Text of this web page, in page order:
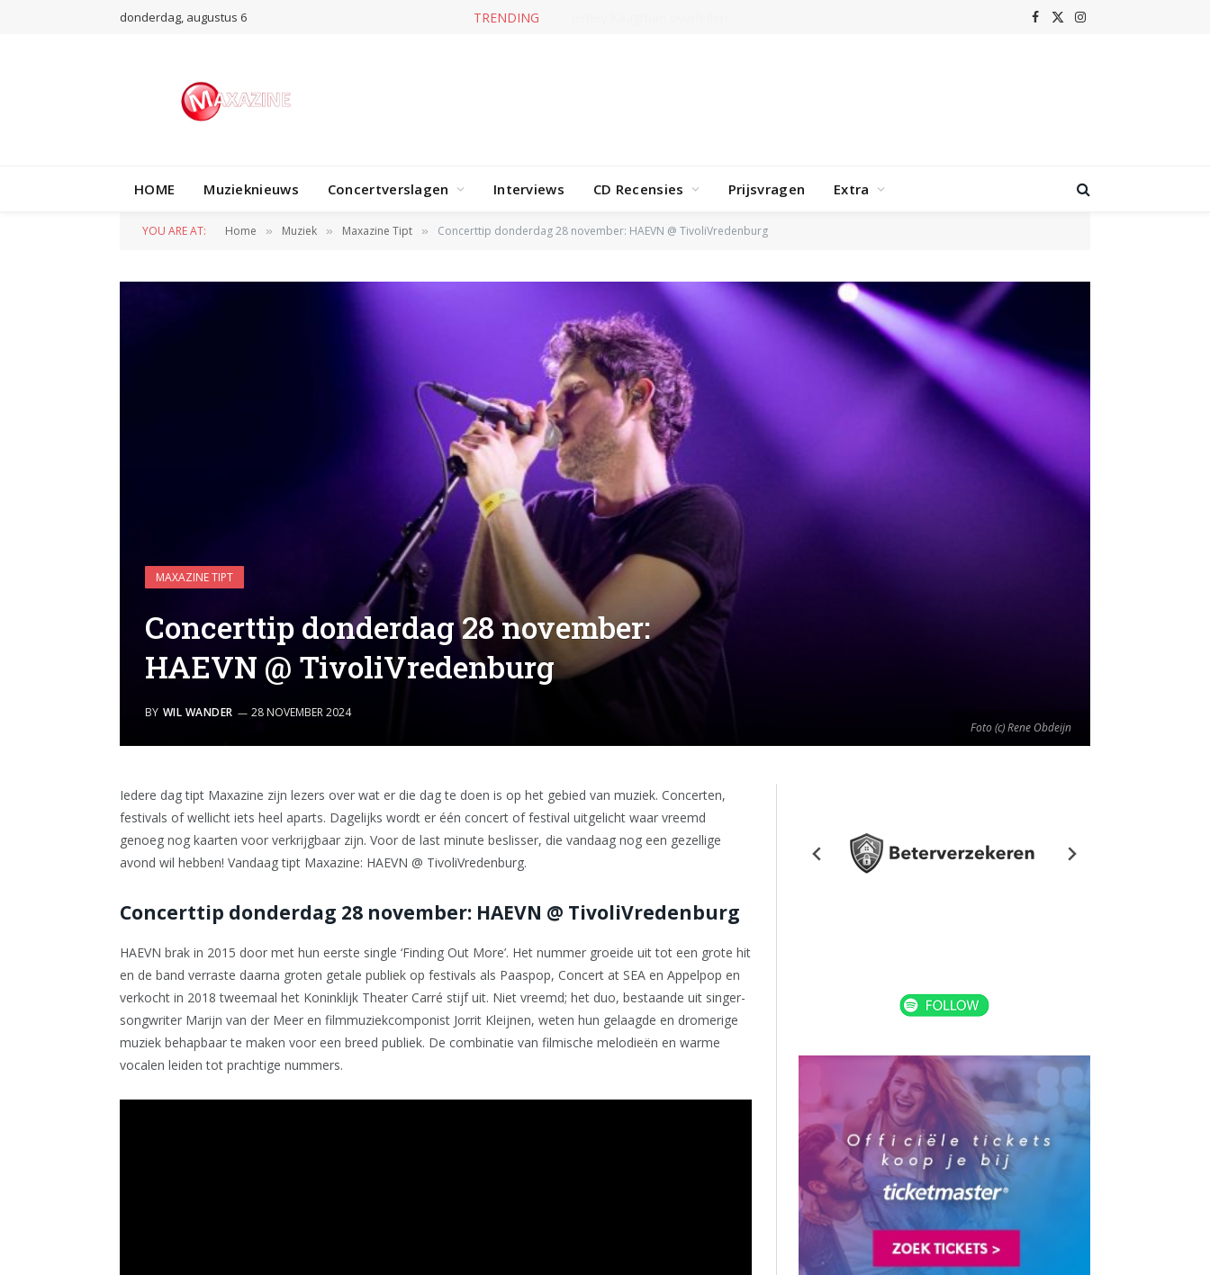
donderdag, augustus 6 TRENDING Facebook
X
Instagram
HOME Muzieknieuws Concertverslagen Interviews CD Recensies Prijsvragen Extra
YOU ARE AT: Home » Muziek » Maxazine Tipt » Concerttip donderdag 28 november: HAEVN @ TivoliVredenburg
Foto (c) Rene Obdeijn
MAXAZINE TIPT
Concerttip donderdag 28 november:
HAEVN @ TivoliVredenburg
BY WIL WANDER 28 NOVEMBER 2024
Iedere dag tipt Maxazine zijn lezers over wat er die dag te doen is op het gebied van muziek. Concerten,
festivals of wellicht iets heel aparts. Dagelijks wordt er één concert of festival uitgelicht waar vreemd
genoeg nog kaarten voor verkrijgbaar zijn. Voor de last minute beslisser, die vandaag nog een gezellige
avond wil hebben! Vandaag tipt Maxazine: HAEVN @ TivoliVredenburg.
Concerttip donderdag 28 november: HAEVN @ TivoliVredenburg
HAEVN brak in 2015 door met hun eerste single ‘Finding Out More’. Het nummer groeide uit tot een grote hit
en de band verraste daarna groten getale publiek op festivals als Paaspop, Concert at SEA en Appelpop en
verkocht in 2018 tweemaal het Koninklijk Theater Carré stijf uit. Niet vreemd; het duo, bestaande uit singer-
songwriter Marijn van der Meer en filmmuziekcomponist Jorrit Kleijnen, weten hun gelaagde en dromerige
muziek behapbaar te maken voor een breed publiek. De combinatie van filmische melodieën en warme
vocalen leiden tot prachtige nummers.